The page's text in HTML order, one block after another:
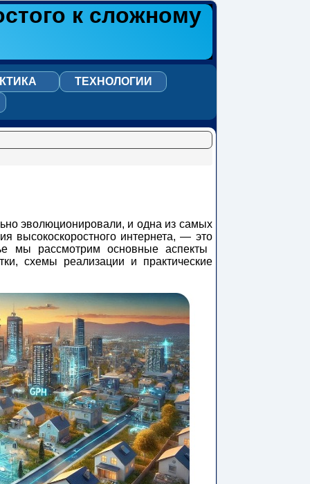
к сложному
ТЕХНОЛОГИИ
эволюционировали, и одна из самых
высокоскоростного интернета, — это
мы рассмотрим основные аспекты
схемы реализации и практические